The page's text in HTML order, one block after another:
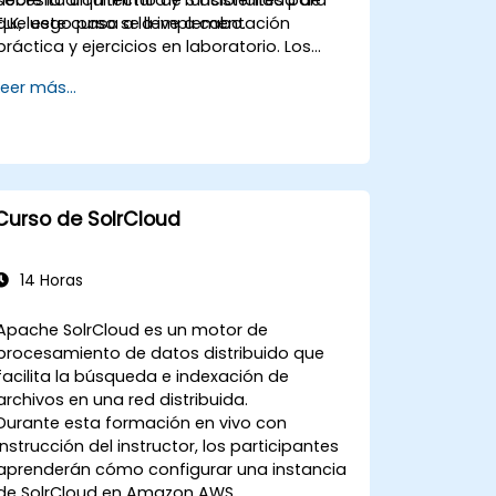
este curso se lleve a cabo.
luego pasa a la implementación
y ejercicios en laboratorio. Los
de la formación y ofrecen a los
sobre su progreso.
más...
de SolrCloud
14 Horas
SolrCloud es un motor de
de datos distribuido que
la búsqueda e indexación de
en una red distribuida.
esta formación en vivo con
del instructor, los participantes
cómo configurar una instancia